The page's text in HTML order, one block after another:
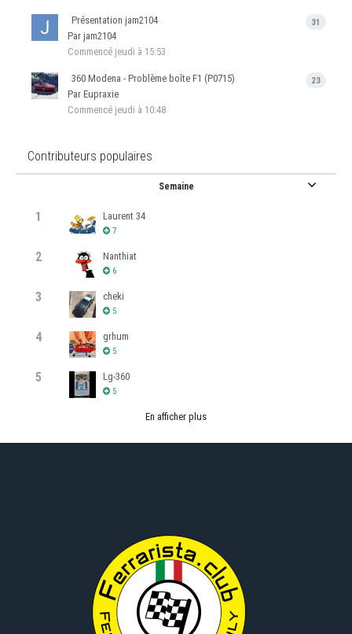
31
Présentation jam2104
Par jam2104
Commencé jeudi à 15:53
23
360 Modena - Problème boîte F1 (P0715)
Par Eupraxie
Commencé jeudi à 10:48
Contributeurs populaires
Semaine
1 Laurent 34
7
2 Nanthiat
6
3 cheki
5
4 grhum
5
5 Lg-360
5
En afficher plus